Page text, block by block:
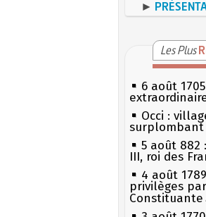
►
Les Plus
6 août
Occi :
surplombant
5 août 882
III, roi des
4 août
privilèges
Constituante